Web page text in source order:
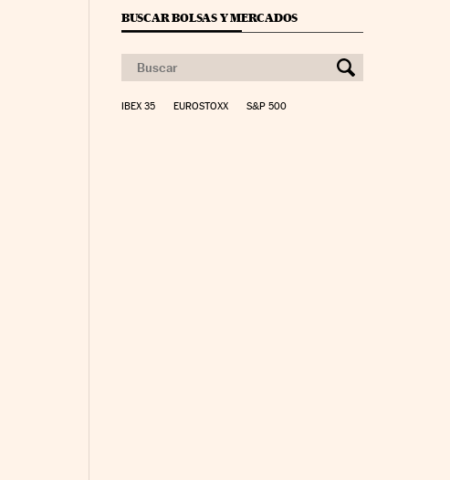
BUSCAR BOLSAS Y MERCADOS
IBEX 35 EUROSTOXX S&P 500